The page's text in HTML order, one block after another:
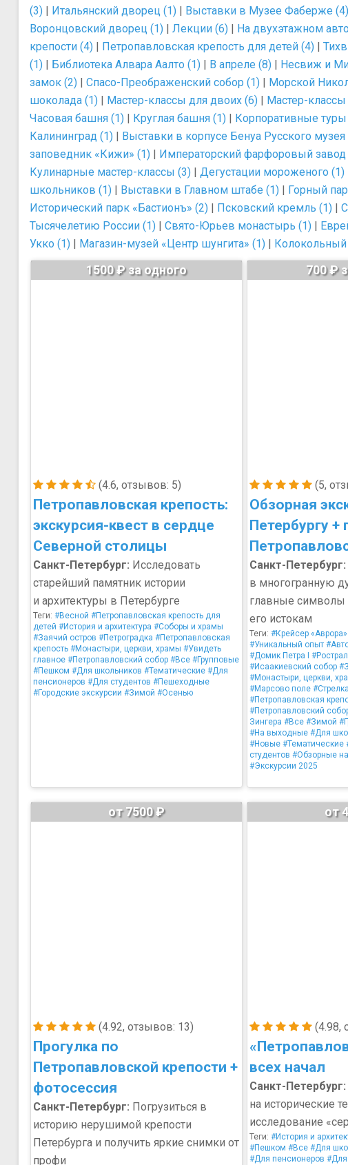
(3) | Итальянский дворец (1) | Выставки в Музее Фаберже (4)
Воронцовский дворец (1) | Лекции (6) | На двухэтажном
крепости (4) | Петропавловская крепость для детей (4) |
(1) | Библиотека Алвара Аалто (1) | В апреле (8) | Несвиж и
замок (2) | Спасо-Преображенский собор (1) | Морской
шоколада (1) | Мастер-классы для двоих (6) | Мастер-классы
Часовая башня (1) | Круглая башня (1) | Корпоративные туры
Калининград (1) | Выставки в корпусе Бенуа Русского музея
заповедник «Кижи» (1) | Императорский фарфоровый завод
Кулинарные мастер-классы (3) | Дегустации мороженого (1)
школьников (1) | Выставки в Главном штабе (1) | Горный
Исторический парк «Бастионъ» (2) | Псковский кремль (1) |
Тысячелетию России (1) | Свято-Юрьев монастырь (1) |
Укко (1) | Магазин-музей «Центр шунгита» (1) | Колокольный
(4.6, отзывов: 5)
Петропавловская крепость:
экскурсия-квест в сердце
Северной столицы
1500 ₽ за одного
Санкт-Петербург: Исследовать
старейший памятник истории
и архитектуры в Петербурге
Теги: #Весной #Петропавловская крепость для
детей #История и архитектура #Соборы и храмы
#Заячий остров #Петроградка #Петропавловская
крепость #Монастыри, церкви, храмы #Увидеть
главное #Петропавловский собор #Все #Групповые
#Пешком #Для школьников #Тематические #Для
пенсионеров #Для студентов #Пешеходные
#Городские экскурсии #Зимой #Осенью
(5,
Обзорная
Петербургу
700 ₽
Санкт-Петербург:
в многогранную
главные символы
его истокам
Теги: #Крейсер «Аврора»
#Уникальный опыт
#Домик Петра I
#Исаакиевский собор
#Монастыри, церкви,
#Марсово поле
#Петропавловская
#Петропавловский
Зингера #Все #Зимой
#На выходные #Для
#Новые #Тематические
студентов #Обзорные
#Экскурсии 2025
(4.92, отзывов: 13)
Прогулка по
Петропавловской крепости +
фотосессия
от 7500 ₽
Санкт-Петербург: Погрузиться в
историю нерушимой крепости
Петербурга и получить яркие снимки от
профи
(4.98,
всех начал
от
Санкт-Петербург:
на исторические
исследование
Теги: #История и
#Пешком #Все #Для
#Для пенсионеров #Для